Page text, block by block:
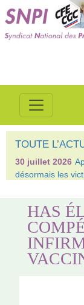
TOUTE
30 juillet 2026
désormais les
HAS